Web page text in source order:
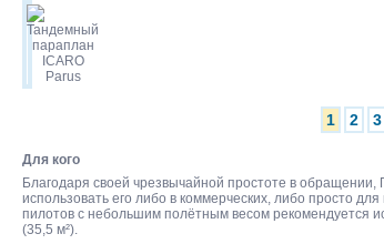
1 2 3
Для кого
Благодаря своей чрезвычайной простоте в обращении,
использовать его либо в коммерческих, либо просто
пилотов с небольшим полётным весом рекомендуется
(35,5 м²).